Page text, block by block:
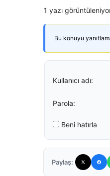
1 yazı
Bu konuyu
Kullanıcı adı:
Parola:
Beni hatırla
Paylaş: